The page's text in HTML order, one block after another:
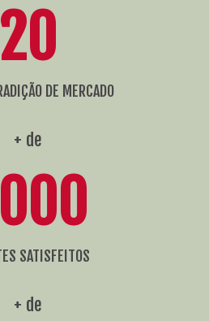
20
DE MERCADO
+ de
SATISFEITOS
+ de